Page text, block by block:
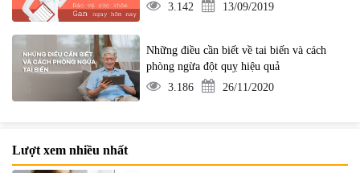
3.142
13/09/2019
Những điều cần biết về tai biến và cách
phòng ngừa đột quỵ hiệu quả
3.186
26/11/2020
Lượt xem nhiều nhất